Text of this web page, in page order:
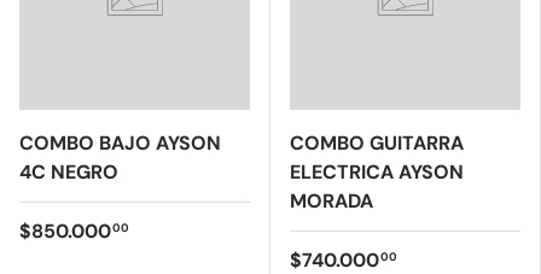
COMBO BAJO AYSON
4C NEGRO
$850.00000
COMBO GUITARRA
ELECTRICA AYSON
MORADA
$740.00000